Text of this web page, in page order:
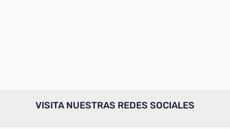
VISITA NUESTRAS REDES SOCIALES